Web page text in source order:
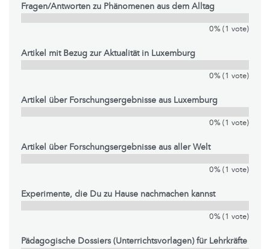
Fragen/Antworten zu Phänomenen aus dem Alltag
0% (1 vote)
Artikel mit Bezug zur Aktualität in Luxemburg
0% (1 vote)
Artikel über Forschungsergebnisse aus Luxemburg
0% (1 vote)
Artikel über Forschungsergebnisse aus aller Welt
0% (1 vote)
Experimente, die Du zu Hause nachmachen kannst
0% (1 vote)
Pädagogische Dossiers (Unterrichtsvorlagen) für Lehrkräfte